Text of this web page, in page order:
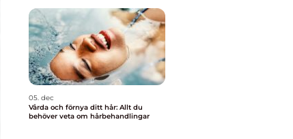
05. dec
Vårda och förnya ditt hår: Allt du
behöver veta om hårbehandlingar